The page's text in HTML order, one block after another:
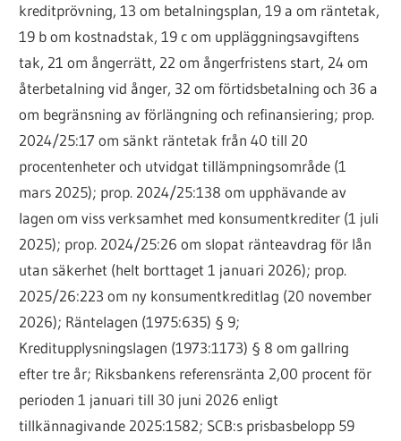
kreditprövning, 13 om betalningsplan, 19 a om räntetak,
19 b om kostnadstak, 19 c om uppläggningsavgiftens
tak, 21 om ångerrätt, 22 om ångerfristens start, 24 om
återbetalning vid ånger, 32 om förtidsbetalning och 36 a
om begränsning av förlängning och refinansiering; prop.
2024/25:17 om sänkt räntetak från 40 till 20
procentenheter och utvidgat tillämpningsområde (1
mars 2025); prop. 2024/25:138 om upphävande av
lagen om viss verksamhet med konsumentkrediter (1 juli
2025); prop. 2024/25:26 om slopat ränteavdrag för lån
utan säkerhet (helt borttaget 1 januari 2026); prop.
2025/26:223 om ny konsumentkreditlag (20 november
2026); Räntelagen (1975:635) § 9;
Kreditupplysningslagen (1973:1173) § 8 om gallring
efter tre år; Riksbankens referensränta 2,00 procent för
perioden 1 januari till 30 juni 2026 enligt
tillkännagivande 2025:1582; SCB:s prisbasbelopp 59